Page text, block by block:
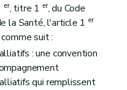
er, titre 1 er, du Code
la Santé, l'article 1 er
suit :
: une convention
qui remplissent